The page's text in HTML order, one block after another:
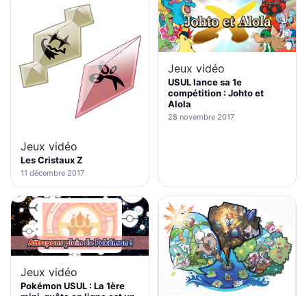
Jeux vidéo
Les Cristaux Z
11 décembre 2017
Jeux vidéo
USUL lance sa 1e
compétition : Johto et
Alola
28 novembre 2017
Jeux vidéo
Pokémon USUL : La 1ère